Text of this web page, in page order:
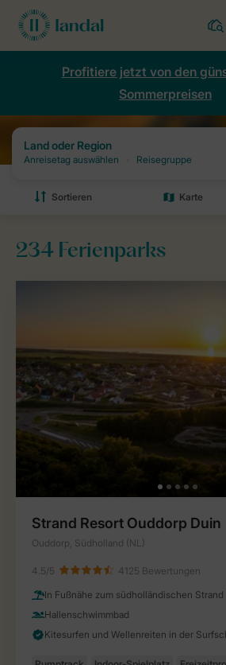
Profitiere jetzt von den
Sommerpreisen